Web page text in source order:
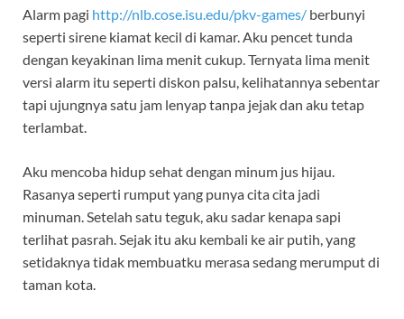
Alarm pagi http://nlb.cose.isu.edu/pkv-games/ berbunyi
seperti sirene kiamat kecil di kamar. Aku pencet tunda
dengan keyakinan lima menit cukup. Ternyata lima menit
versi alarm itu seperti diskon palsu, kelihatannya sebentar
tapi ujungnya satu jam lenyap tanpa jejak dan aku tetap
terlambat.
Aku mencoba hidup sehat dengan minum jus hijau.
Rasanya seperti rumput yang punya cita cita jadi
minuman. Setelah satu teguk, aku sadar kenapa sapi
terlihat pasrah. Sejak itu aku kembali ke air putih, yang
setidaknya tidak membuatku merasa sedang merumput di
taman kota.